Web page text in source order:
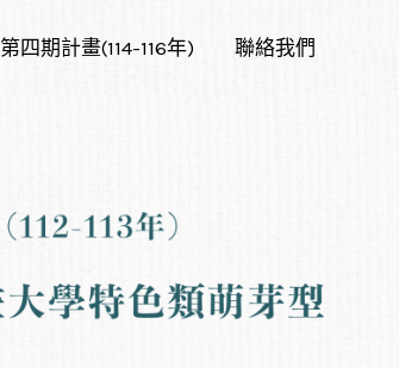
第四期計畫(114-116年) 聯絡我們